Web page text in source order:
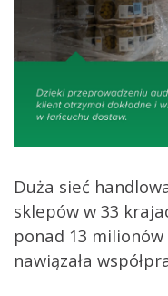
Duża sieć
sklepów w 33
ponad 13
nawiązała